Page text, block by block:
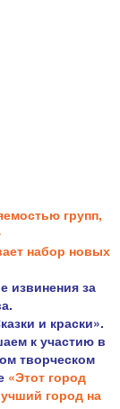
групп,
набор новых
извинения за
и краски».
к участию в
творческом
«Этот город
город на